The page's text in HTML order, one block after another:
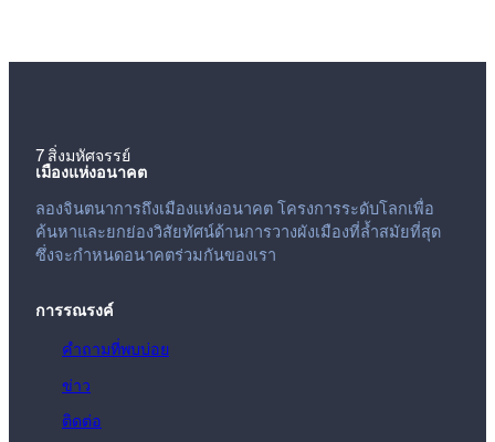
7 สิ่งมหัศจรรย์
เมืองแห่งอนาคต
ลองจินตนาการถึงเมืองแห่งอนาคต โครงการระดับโลกเพื่อ
ค้นหาและยกย่องวิสัยทัศน์ด้านการวางผังเมืองที่ล้ำสมัยที่สุด
ซึ่งจะกำหนดอนาคตร่วมกันของเรา
การรณรงค์
คำถามที่พบบ่อย
ข่าว
ติดต่อ